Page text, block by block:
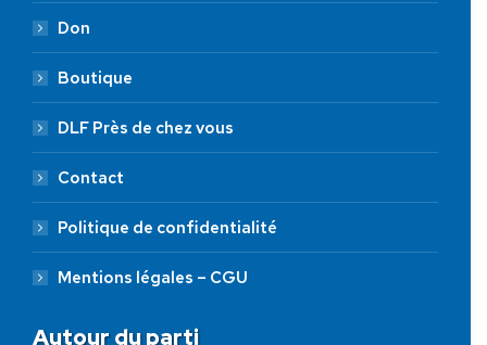
Don
Boutique
DLF Près de chez vous
Contact
Politique de confidentialité
Mentions légales – CGU
Autour du parti